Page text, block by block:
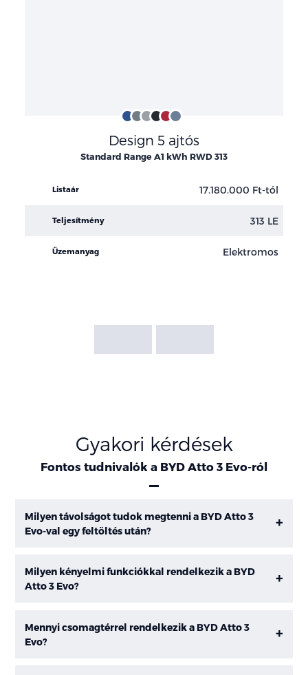
BlueGrayWhite
Black
RedBlue
Design 5 ajtós
Standard Range A1 kWh RWD 313
Listaár 17.180.000 Ft-tól
Teljesítmény 313 LE
Üzemanyag Elektromos
Gyakori kérdések
Fontos tudnivalók a BYD Atto 3 Evo-ról
Milyen távolságot tudok megtenni a BYD Atto 3
Evo-val egy feltöltés után?
Milyen kényelmi funkciókkal rendelkezik a BYD
Atto 3 Evo?
Mennyi csomagtérrel rendelkezik a BYD Atto 3
Evo?